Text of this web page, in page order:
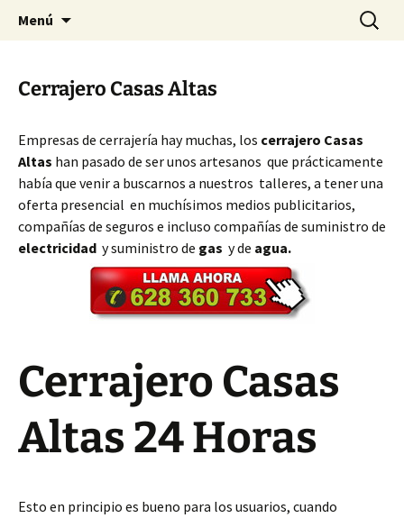
Cerrajeros Valencia – 628 360
733
Menú Buscar:
Cerrajero Casas Altas
Empresas de cerrajería hay muchas, los cerrajero Casas
Altas han pasado de ser unos artesanos que prácticamente
había que venir a buscarnos a nuestros talleres, a tener una
oferta presencial en muchísimos medios publicitarios,
compañías de seguros e incluso compañías de suministro de
electricidad y suministro de gas y de agua.
Cerrajero Casas
Altas 24 Horas
Esto en principio es bueno para los usuarios, cuando